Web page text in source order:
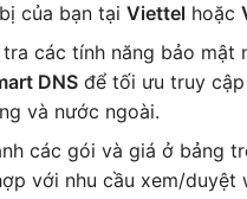
của bạn tại Viettel hoặc
tra các tính năng bảo mật
DNS để tối ưu truy
và nước ngoài.
các gói và giá ở bảng
với nhu cầu xem/duyệt